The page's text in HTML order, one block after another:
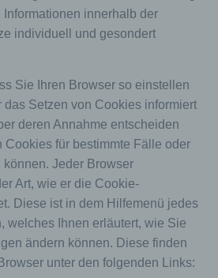
innerhalb der
individuell und gesondert
Sie Ihren Browser so einstellen
das Setzen von Cookies informiert
deren Annahme entscheiden
Cookies für bestimmte Fälle oder
Jeder Browser
Art, wie er die Cookie-
Diese ist in dem Hilfemenü jedes
welches Ihnen erläutert, wie Sie
ändern können. Diese finden
unter den folgenden Links: